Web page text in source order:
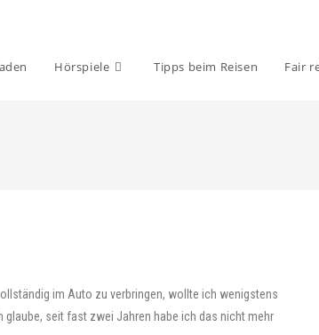
Hörspiele Tipps beim Reisen Fair
im Auto zu verbringen, wollte ich wenigstens
seit fast zwei Jahren habe ich das nicht mehr